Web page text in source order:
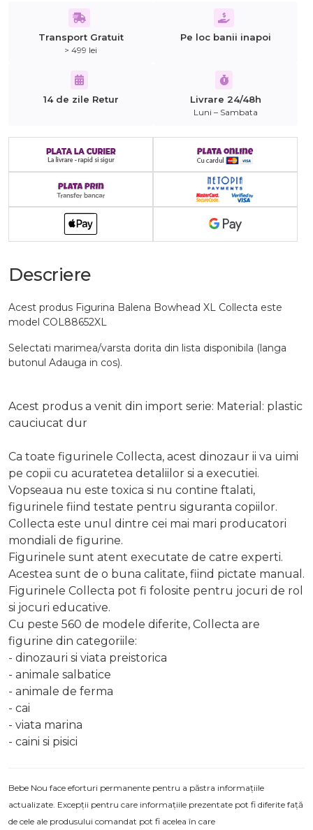
Transport Gratuit
> 499 lei
Pe loc banii inapoi
14 de zile Retur Livrare 24/48h
Luni – Sambata
Descriere
Acest produs Figurina Balena Bowhead XL Collecta este
model COL88652XL
Selectati marimea/varsta dorita din lista disponibila (langa
butonul Adauga in cos).
Acest produs a venit din import serie: Material: plastic
cauciucat dur
Ca toate figurinele Collecta, acest dinozaur ii va uimi
pe copii cu acuratetea detaliilor si a executiei.
Vopseaua nu este toxica si nu contine ftalati,
figurinele fiind testate pentru siguranta copiilor.
Collecta este unul dintre cei mai mari producatori
mondiali de figurine.
Figurinele sunt atent executate de catre experti.
Acestea sunt de o buna calitate, fiind pictate manual.
Figurinele Collecta pot fi folosite pentru jocuri de rol
si jocuri educative.
Cu peste 560 de modele diferite, Collecta are
figurine din categoriile:
- dinozauri si viata preistorica
- animale salbatice
- animale de ferma
- cai
- viata marina
- caini si pisici
Bebe Nou face eforturi permanente pentru a păstra informațiile
actualizate. Excepții pentru care informațiile prezentate pot fi diferite față
de cele ale produsului comandat pot fi acelea în care